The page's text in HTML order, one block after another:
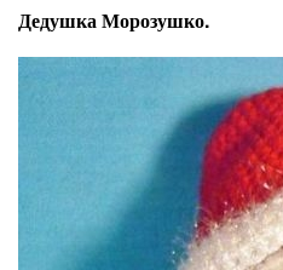
Дедушка Морозушко.